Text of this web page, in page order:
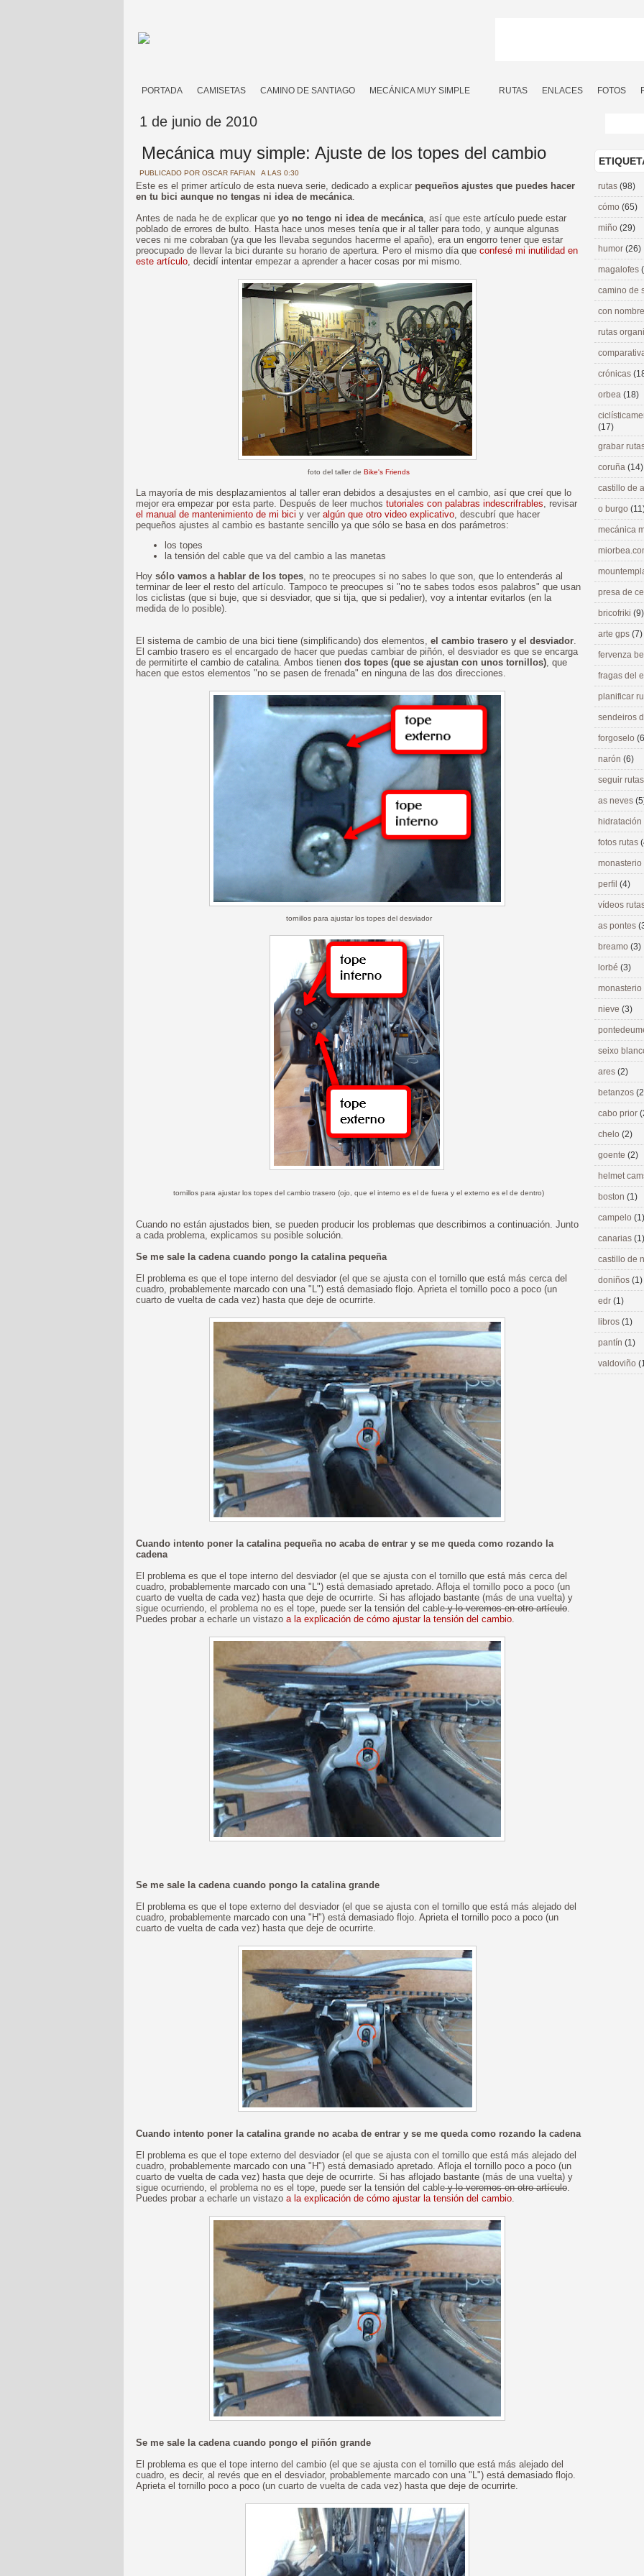
PORTADA CAMISETAS CAMINO DE SANTIAGO MECÁNICA MUY SIMPLE RUTAS ENLACES FOTOS
1 de junio de 2010
Mecánica muy simple: Ajuste de los topes del cambio
PUBLICADO POR OSCAR FAFIAN A LAS 0:30
Este es el primer artículo de esta nueva serie, dedicado a explicar pequeños ajustes que puedes hacer
en tu bici aunque no tengas ni idea de mecánica.
Antes de nada he de explicar que yo no tengo ni idea de mecánica, así que este artículo puede estar
poblado de errores de bulto. Hasta hace unos meses tenía que ir al taller para todo, y aunque algunas
veces ni me cobraban (ya que les llevaba segundos hacerme el apaño), era un engorro tener que estar
preocupado de llevar la bici durante su horario de apertura. Pero el mismo día que confesé mi inutilidad en
este artículo, decidí intentar empezar a aprender a hacer cosas por mi mismo.
foto del taller de Bike's Friends
La mayoría de mis desplazamientos al taller eran debidos a desajustes en el cambio, así que creí que lo
mejor era empezar por esta parte. Después de leer muchos tutoriales con palabras indescrifrables, revisar
el manual de mantenimiento de mi bici y ver algún que otro video explicativo, descubrí que hacer
pequeños ajustes al cambio es bastante sencillo ya que sólo se basa en dos parámetros:
los topes
la tensión del cable que va del cambio a las manetas
Hoy sólo vamos a hablar de los topes, no te preocupes si no sabes lo que son, que lo entenderás al
terminar de leer el resto del artículo. Tampoco te preocupes si "no te sabes todos esos palabros" que usan
los ciclistas (que si buje, que si desviador, que si tija, que si pedalier), voy a intentar evitarlos (en la
medida de lo posible).
El sistema de cambio de una bici tiene (simplificando) dos elementos, el cambio trasero y el desviador.
El cambio trasero es el encargado de hacer que puedas cambiar de piñón, el desviador es que se encarga
de permitirte el cambio de catalina. Ambos tienen dos topes (que se ajustan con unos tornillos), que
hacen que estos elementos "no se pasen de frenada" en ninguna de las dos direcciones.
tornillos para ajustar los topes del desviador
tornillos para ajustar los topes del cambio trasero (ojo, que el interno es el de fuera y el externo es el de dentro)
Cuando no están ajustados bien, se pueden producir los problemas que describimos a continuación. Junto
a cada problema, explicamos su posible solución.
Se me sale la cadena cuando pongo la catalina pequeña
El problema es que el tope interno del desviador (el que se ajusta con el tornillo que está más cerca del
cuadro, probablemente marcado con una "L") está demasiado flojo. Aprieta el tornillo poco a poco (un
cuarto de vuelta de cada vez) hasta que deje de ocurrirte.
Cuando intento poner la catalina pequeña no acaba de entrar y se me queda como rozando la
cadena
El problema es que el tope interno del desviador (el que se ajusta con el tornillo que está más cerca del
cuadro, probablemente marcado con una "L") está demasiado apretado. Afloja el tornillo poco a poco (un
cuarto de vuelta de cada vez) hasta que deje de ocurrirte. Si has aflojado bastante (más de una vuelta) y
sigue ocurriendo, el problema no es el tope, puede ser la tensión del cabley lo veremos en otro artículo.
Puedes probar a echarle un vistazo a la explicación de cómo ajustar la tensión del cambio.
Se me sale la cadena cuando pongo la catalina grande
El problema es que el tope externo del desviador (el que se ajusta con el tornillo que está más alejado del
cuadro, probablemente marcado con una "H") está demasiado flojo. Aprieta el tornillo poco a poco (un
cuarto de vuelta de cada vez) hasta que deje de ocurrirte.
Cuando intento poner la catalina grande no acaba de entrar y se me queda como rozando la cadena
El problema es que el tope externo del desviador (el que se ajusta con el tornillo que está más alejado del
cuadro, probablemente marcado con una "H") está demasiado apretado. Afloja el tornillo poco a poco (un
cuarto de vuelta de cada vez) hasta que deje de ocurrirte. Si has aflojado bastante (más de una vuelta) y
sigue ocurriendo, el problema no es el tope, puede ser la tensión del cabley lo veremos en otro artículo.
Puedes probar a echarle un vistazo a la explicación de cómo ajustar la tensión del cambio.
Se me sale la cadena cuando pongo el piñón grande
El problema es que el tope interno del cambio (el que se ajusta con el tornillo que está más alejado del
cuadro, es decir, al revés que en el desviador, probablemente marcado con una "L") está demasiado flojo.
Aprieta el tornillo poco a poco (un cuarto de vuelta de cada vez) hasta que deje de ocurrirte.
rutas (98)
cómo (65)
miño (29)
humor (26)
magalofes
camino de
con
rutas
crónicas
orbea (18)
(17)
grabar
coruña (14)
castillo de
o burgo
mecánica
presa de
bricofriki (9)
arte gps (7)
fervenza
fragas del
planificar
sendeiros
forgoselo
narón (6)
seguir
as neves
hidratación
fotos rutas
perfil (4)
vídeos
as pontes
breamo (3)
lorbé (3)
nieve (3)
seixo
ares (2)
betanzos
cabo prior
chelo (2)
goente (2)
helmet
boston (1)
campelo (1)
canarias (1)
castillo de
doniños (1)
edr (1)
libros (1)
pantín (1)
valdoviño